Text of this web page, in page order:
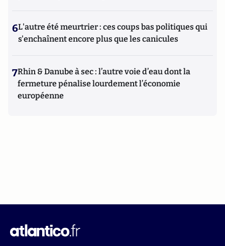
6L'autre été meurtrier : ces coups bas politiques qui
s'enchaînent encore plus que les canicules
7Rhin & Danube à sec : l’autre voie d’eau dont la
fermeture pénalise lourdement l’économie
européenne